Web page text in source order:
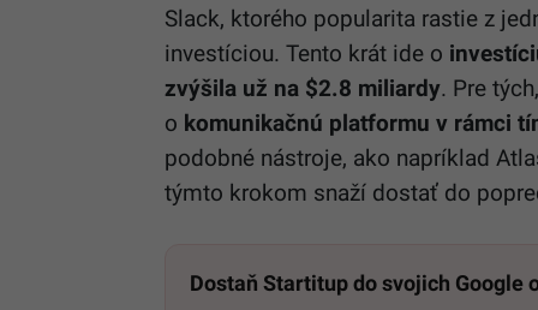
Slack, ktorého popularita rastie z
investíciou. Tento krát ide o
zvýšila už na $2.8 miliardy. Pre
o komunikačnú platformu v rámci
podobné nástroje, ako napríklad
týmto krokom snaží dostať do
Dostaň Startitup do svojich Google